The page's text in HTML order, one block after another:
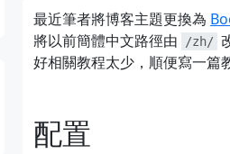
最近筆者將博客主題更換為
將以前簡體中文路徑由
/zh/
好相關教程太少，順便寫一篇
配置
通過 nmcli 連接 WIFI